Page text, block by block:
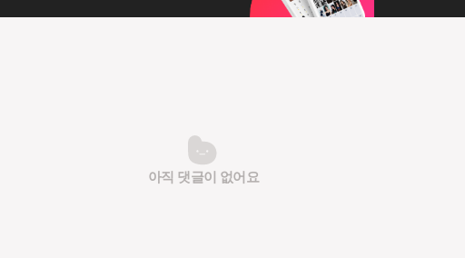
아직 댓글이 없어요